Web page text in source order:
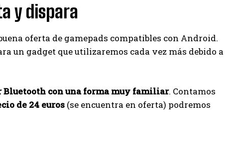
y dispara
oferta de gamepads compatibles con Android.
un gadget que utilizaremos cada vez más debido a
Bluetooth con una forma muy familiar. Contamos
de 24 euros (se encuentra en oferta) podremos